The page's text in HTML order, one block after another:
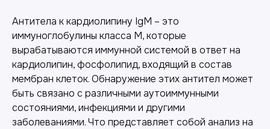
Антитела к кардиолипину IgM – это
иммуноглобулины класса M, которые
вырабатываются иммунной системой в ответ на
кардиолипин, фосфолипид, входящий в состав
мембран клеток. Обнаружение этих антител может
быть связано с различными аутоиммунными
состояниями, инфекциями и другими
заболеваниями. Что представляет собой анализ на